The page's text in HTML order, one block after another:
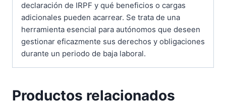
declaración de IRPF y qué beneficios o cargas
adicionales pueden acarrear. Se trata de una
herramienta esencial para autónomos que deseen
gestionar eficazmente sus derechos y obligaciones
durante un periodo de baja laboral.
Productos relacionados